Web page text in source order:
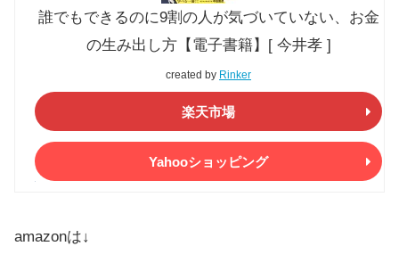
誰でもできるのに9割の人が気づいていない、お金
の生み出し方【電子書籍】[ 今井孝 ]
created by Rinker
楽天市場
Yahooショッピング
amazonは↓